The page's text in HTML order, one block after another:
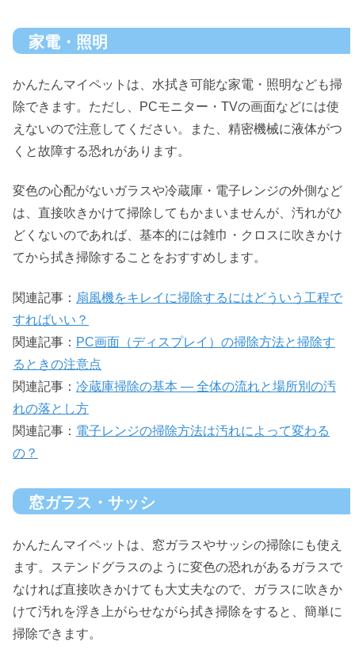
家電・照明
かんたんマイペットは、水拭き可能な家電・照明なども掃
除できます。ただし、PCモニター・TVの画面などには使
えないので注意してください。また、精密機械に液体がつ
くと故障する恐れがあります。
変色の心配がないガラスや冷蔵庫・電子レンジの外側など
は、直接吹きかけて掃除してもかまいませんが、汚れがひ
どくないのであれば、基本的には雑巾・クロスに吹きかけ
てから拭き掃除することをおすすめします。
関連記事： 扇風機をキレイに掃除するにはどういう工程で
すればいい？
関連記事： PC画面（ディスプレイ）の掃除方法と掃除す
るときの注意点
関連記事： 冷蔵庫掃除の基本 ― 全体の流れと場所別の汚
れの落とし方
関連記事： 電子レンジの掃除方法は汚れによって変わる
の？
窓ガラス・サッシ
かんたんマイペットは、窓ガラスやサッシの掃除にも使え
ます。ステンドグラスのように変色の恐れがあるガラスで
なければ直接吹きかけても大丈夫なので、ガラスに吹きか
けて汚れを浮き上がらせながら拭き掃除をすると、簡単に
掃除できます。